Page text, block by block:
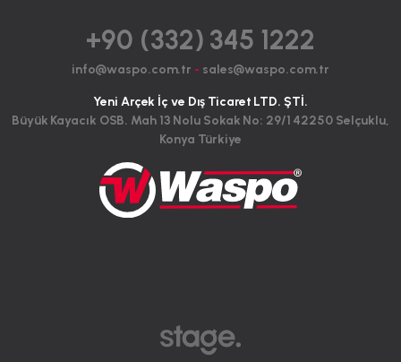
+90 (332) 345 1222
info@waspo.com.tr - sales@waspo.com.tr
Yeni Arçek İç ve Dış Ticaret LTD. ŞTİ.
Büyük Kayacık OSB. Mah 13 Nolu Sokak No: 29/1 42250 Selçuklu,
Konya Türkiye